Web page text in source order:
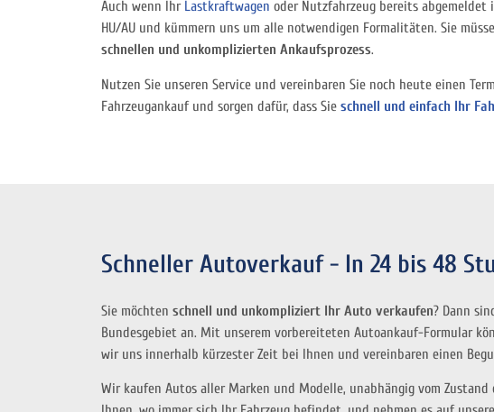
Auch wenn Ihr Lastkraftwagen oder Nutzfahrzeug bereits
HU/AU und kümmern uns um alle notwendigen Formalitäten. Sie
schnellen und unkomplizierten Ankaufsprozess.
Nutzen Sie unseren Service und vereinbaren Sie noch heute einen
Fahrzeugankauf und sorgen dafür, dass Sie schnell und einfach Ihr
Schneller Autoverkauf - In 24 bis 48
Sie möchten schnell und unkompliziert Ihr Auto verkaufen? Dann
Bundesgebiet an. Mit unserem vorbereiteten Autoankauf-Formular
wir uns innerhalb kürzester Zeit bei Ihnen und vereinbaren einen
Wir kaufen Autos aller Marken und Modelle, unabhängig vom